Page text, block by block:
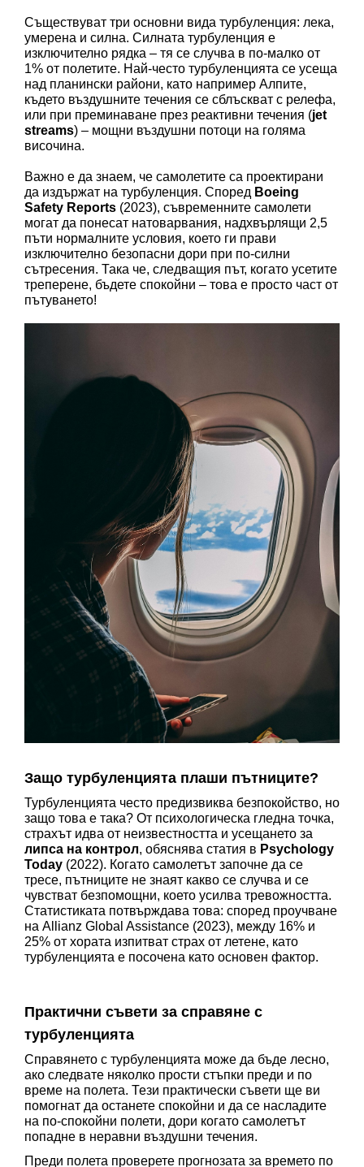
Съществуват три основни вида турбуленция: лека,
умерена и силна. Силната турбуленция е
изключително рядка – тя се случва в по-малко от
1% от полетите. Най-често турбуленцията се усеща
над планински райони, като например Алпите,
където въздушните течения се сблъскват с релефа,
или при преминаване през реактивни течения (jet
streams) – мощни въздушни потоци на голяма
височина.
Важно е да знаем, че самолетите са проектирани
да издържат на турбуленция. Според Boeing
Safety Reports (2023), съвременните самолети
могат да понесат натоварвания, надхвърлящи 2,5
пъти нормалните условия, което ги прави
изключително безопасни дори при по-силни
сътресения. Така че, следващия път, когато усетите
треперене, бъдете спокойни – това е просто част от
пътуването!
Защо турбуленцията плаши пътниците?
Турбуленцията често предизвиква безпокойство, но
защо това е така? От психологическа гледна точка,
липса на контрол, обяснява статия в Psychology
Today (2022). Когато самолетът започне да се
тресе, пътниците не знаят какво се случва и се
чувстват безпомощни, което усилва тревожността.
Статистиката потвърждава това: според проучване
на Allianz Global Assistance (2023), между 16% и
25% от хората изпитват страх от летене, като
турбуленцията е посочена като основен фактор.
Практични съвети за справяне с
турбуленцията
Справянето с турбуленцията може да бъде лесно,
ако следвате няколко прости стъпки преди и по
време на полета. Тези практически съвети ще ви
помогнат да останете спокойни и да се насладите
на по-спокойни полети, дори когато самолетът
попадне в неравни въздушни течения.
Преди полета проверете прогнозата за времето по